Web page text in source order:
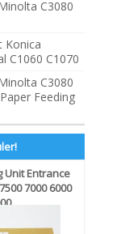
C3080
Konica
C1060 C1070
C3080
Feeding
Riso RZ EZ